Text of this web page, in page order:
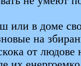
или в доме
на
от